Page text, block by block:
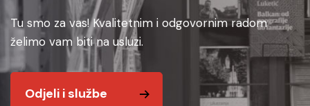
Tu smo za vas! Kvalitetnim i odgovornim radom
želimo vam biti na usluzi.
Odjeli i službe